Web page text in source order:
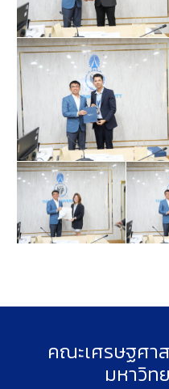
คณะเศรษฐศา
มหาวิท